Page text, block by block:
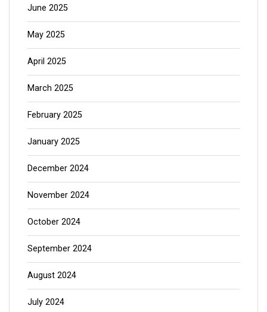
June 2025
May 2025
April 2025
March 2025
February 2025
January 2025
December 2024
November 2024
October 2024
September 2024
August 2024
July 2024